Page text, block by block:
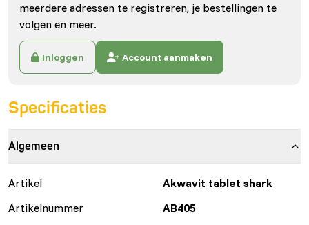
meerdere adressen te registreren, je bestellingen te
volgen en meer.
Inloggen Account aanmaken
Specificaties
Algemeen
Artikel
Akwavit tablet shark
Artikelnummer
AB405